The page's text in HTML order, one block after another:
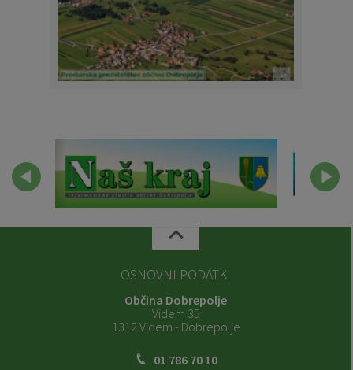
OSNOVNI PODATKI
Občina Dobrepolje
Videm 35
1312 Videm - Dobrepolje
01 786 70 10